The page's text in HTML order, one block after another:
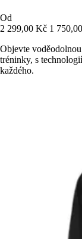
Od
2 299,00 Kč 1
Objevte
tréninky, s
každého.